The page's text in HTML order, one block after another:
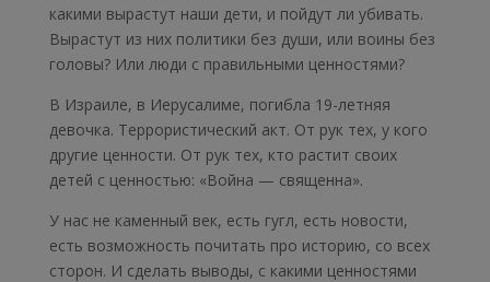
какими вырастут наши дети, и пойдут ли убивать.
Вырастут из них политики без души, или воины без
головы? Или люди с правильными ценностями?
В Израиле, в Иерусалиме, погибла 19-летняя
девочка. Террористический акт. От рук тех, у кого
другие ценности. От рук тех, кто растит своих
детей с ценностью: «Война — священна».
У нас не каменный век, есть гугл, есть новости,
есть возможность почитать про историю, со всех
сторон. И сделать выводы, с какими ценностями